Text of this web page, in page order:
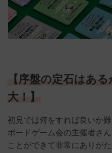
【序盤の定石はあ
大！】
初見では何をすれば良いか
ボードゲーム会の主催者さ
ことができて非常にありが